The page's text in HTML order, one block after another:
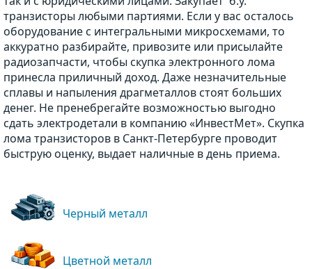
транзисторы любыми партиями. Если у вас осталось
оборудование с интегральными микросхемами, то
аккуратно разбирайте, привозите или присылайте
радиозапчасти, чтобы скупка электронного лома
принесла приличный доход. Даже незначительные
сплавы и напыления драгметаллов стоят больших
денег. Не пренебрегайте возможностью выгодно
сдать электродетали в компанию «ИнвестМет». Скупка
лома транзисторов в Санкт-Петербурге проводит
быструю оценку, выдает наличные в день приема.
Черный металл
Цветной металл